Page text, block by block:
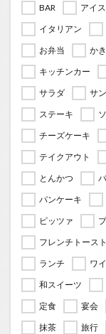
BAR アイ
イタリアン
お弁当
か
キッチンカー
サラダ
サ
ステーキ
チーズケーキ
テイクアウト
とんかつ
パンケーキ
ピッツァ
フレンチトースト
ランチ
ワ
和スイーツ
定食
宴会
抹茶
旅行